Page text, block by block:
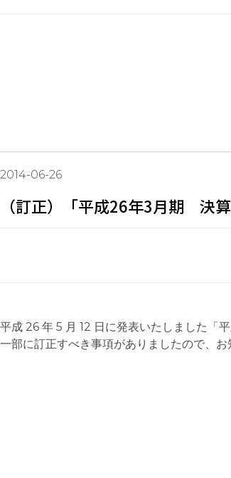
2014-06-26
（訂正）「平成26年3月期 決
平成 26 年 5 月 12 日に発表いたしました「
一部に訂正すべき事項がありましたので、お